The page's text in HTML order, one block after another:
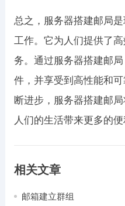
总之，服务器搭建邮局
工作。它为人们提供了
务。通过服务器搭建邮
件，并享受到高性能和
断进步，服务器搭建邮
人们的生活带来更多的便
相关文章
邮箱建立群组